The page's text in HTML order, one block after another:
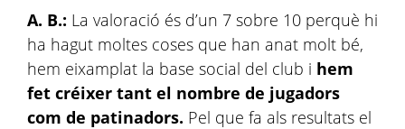
A. B.: La valoració és d’un 7 sobre 10 perquè hi
ha hagut moltes coses que han anat molt bé,
hem eixamplat la base social del club i hem
fet créixer tant el nombre de jugadors
com de patinadors. Pel que fa als resultats el